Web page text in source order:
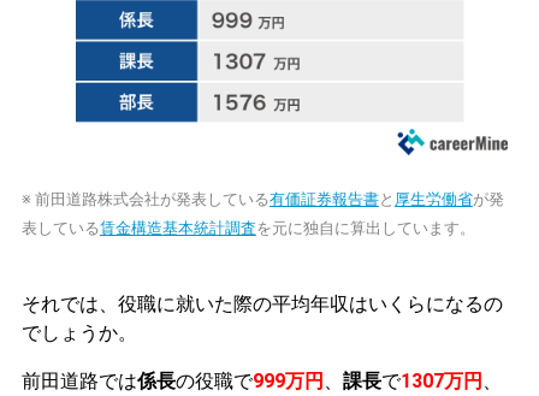
※ 前田道路株式会社が発表している有価証券報告書と 厚生労働省が発
表している賃金構造基本統計調査を元に独自に算出しています。
それでは、役職に就いた際の平均年収はいくらになるの
でしょうか。
前田道路では係長の役職で999万円 課長で1307万円